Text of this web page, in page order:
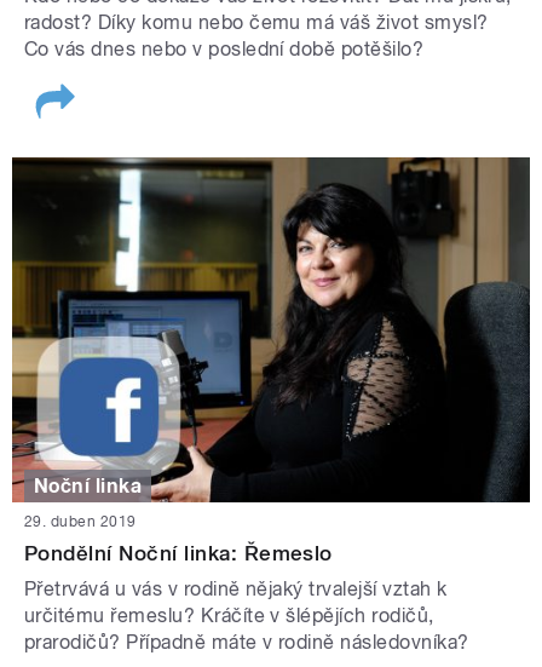
radost? Díky komu nebo čemu má váš život smysl?
Co vás dnes nebo v poslední době potěšilo?
Noční linka
29. duben 2019
Pondělní Noční linka: Řemeslo
Přetrvává u vás v rodině nějaký trvalejší vztah k
určitému řemeslu? Kráčíte v šlépějích rodičů,
prarodičů? Případně máte v rodině následovníka?